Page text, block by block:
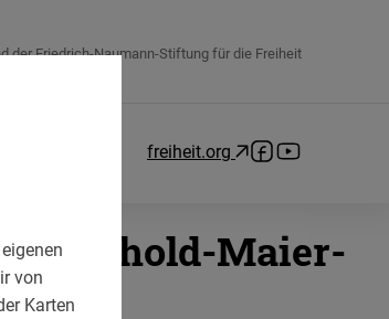
der Friedrich-Naumann-Stiftung für die Freiheit
freiheit.org
Reinhold-Maier-
von
Karten